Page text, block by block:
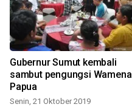
Gubernur Sumut kembali
sambut pengungsi Wamena
Papua
Senin, 21 Oktober 2019